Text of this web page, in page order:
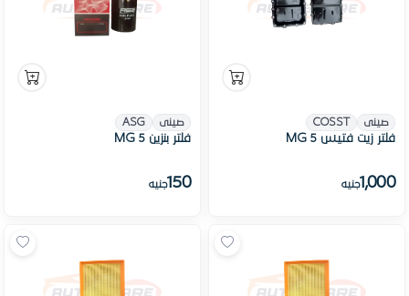
صينى COSST
فلتر زيت فتيس MG 5
1,000جنيه
صينى ASG
فلتر بنزين MG 5
150جنيه